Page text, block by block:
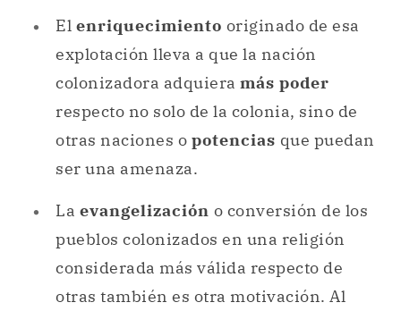
El enriquecimiento originado de esa
explotación lleva a que la nación
colonizadora adquiera más poder
respecto no solo de la colonia, sino de
otras naciones o potencias que puedan
ser una amenaza.
La evangelización o conversión de los
pueblos colonizados en una religión
considerada más válida respecto de
otras también es otra motivación. Al